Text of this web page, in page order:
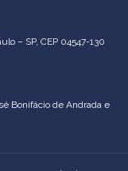
– SP, CEP 04547-130
Bonifácio de Andrada e